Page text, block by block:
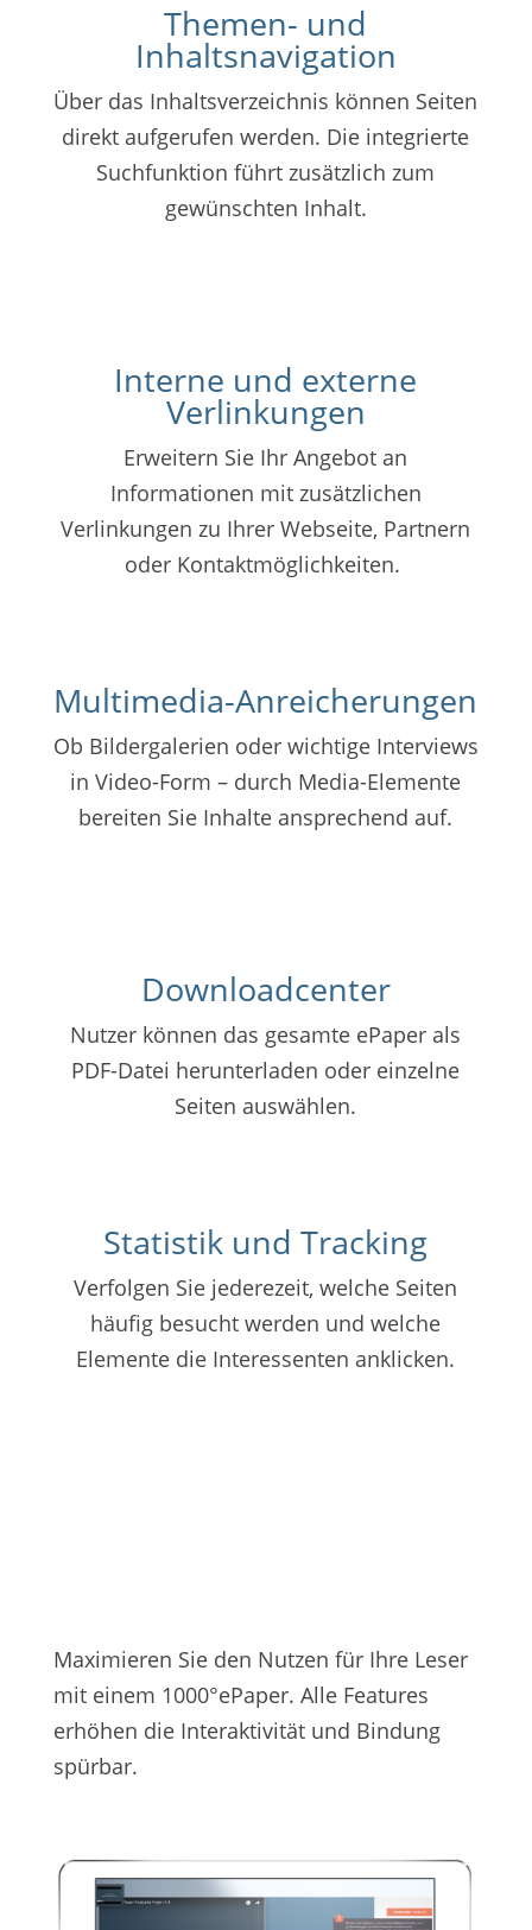
Themen- und
Inhaltsnavigation
Über das Inhaltsverzeichnis können Seiten
direkt aufgerufen werden. Die integrierte
Suchfunktion führt zusätzlich zum
gewünschten Inhalt.
Interne und externe
Verlinkungen
Erweitern Sie Ihr Angebot an
Informationen mit zusätzlichen
Verlinkungen zu Ihrer Webseite, Partnern
oder Kontaktmöglichkeiten.
Multimedia-Anreicherungen
Ob Bildergalerien oder wichtige Interviews
in Video-Form – durch Media-Elemente
bereiten Sie Inhalte ansprechend auf.
Downloadcenter
Nutzer können das gesamte ePaper als
PDF-Datei herunterladen oder einzelne
Seiten auswählen.
Statistik und Tracking
Verfolgen Sie jederezeit, welche Seiten
häufig besucht werden und welche
Elemente die Interessenten anklicken.
Maximieren Sie den Nutzen für Ihre Leser
mit einem 1000°ePaper. Alle Features
erhöhen die Interaktivität und Bindung
spürbar.